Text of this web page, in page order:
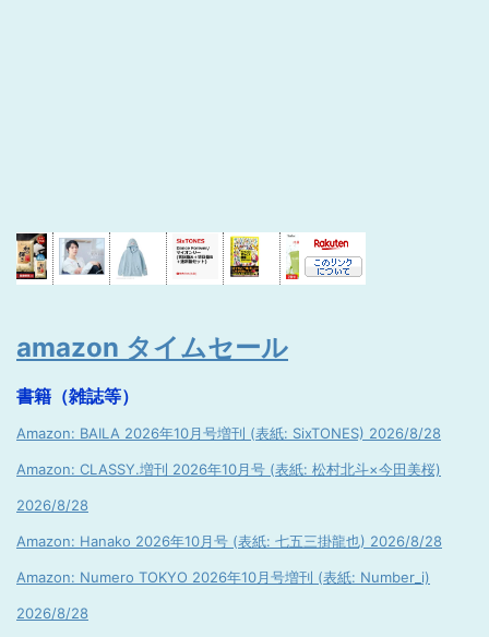
amazon タイムセール
書籍（雑誌等）
Amazon: BAILA 2026年10月号増刊 (表紙: SixTONES) 2026/8/28
Amazon: CLASSY.増刊 2026年10月号 (表紙: 松村北斗×今田美桜)
2026/8/28
Amazon: Hanako 2026年10月号 (表紙: 七五三掛龍也) 2026/8/28
Amazon: Numero TOKYO 2026年10月号増刊 (表紙: Number_i)
2026/8/28